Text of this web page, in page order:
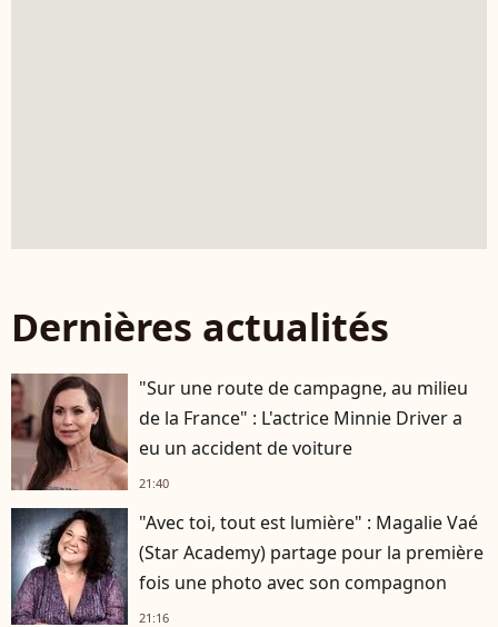
Dernières actualités
"Sur une route de campagne, au milieu
de la France" : L'actrice Minnie Driver a
eu un accident de voiture
21:40
"Avec toi, tout est lumière" : Magalie Vaé
(Star Academy) partage pour la première
fois une photo avec son compagnon
21:16